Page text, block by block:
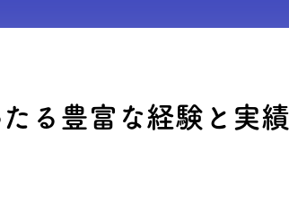
る豊富な経験と実績